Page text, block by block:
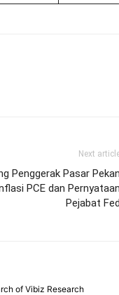
Next
Penggerak Pasar Pekan
PCE dan Pernyataan
Pejabat Fed
of Vibiz Research